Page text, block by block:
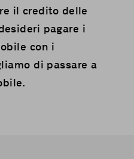
il credito delle
pagare i
con i
di passare a